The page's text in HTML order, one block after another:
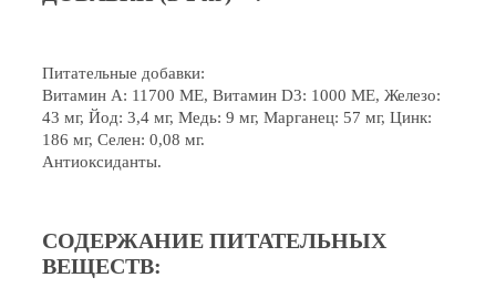
Питательные добавки:
Витамин А: 11700 МЕ, Витамин D3: 1000 МЕ, Железо:
43 мг, Йод: 3,4 мг, Медь: 9 мг, Марганец: 57 мг, Цинк:
186 мг, Селен: 0,08 мг.
Антиоксиданты.
СОДЕРЖАНИЕ ПИТАТЕЛЬНЫХ
ВЕЩЕСТВ: